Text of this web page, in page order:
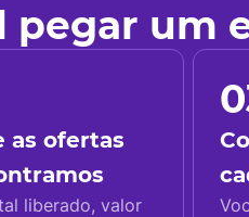
pegar um
as ofertas
liberado, valor